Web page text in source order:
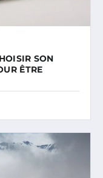
SON
ÊTRE